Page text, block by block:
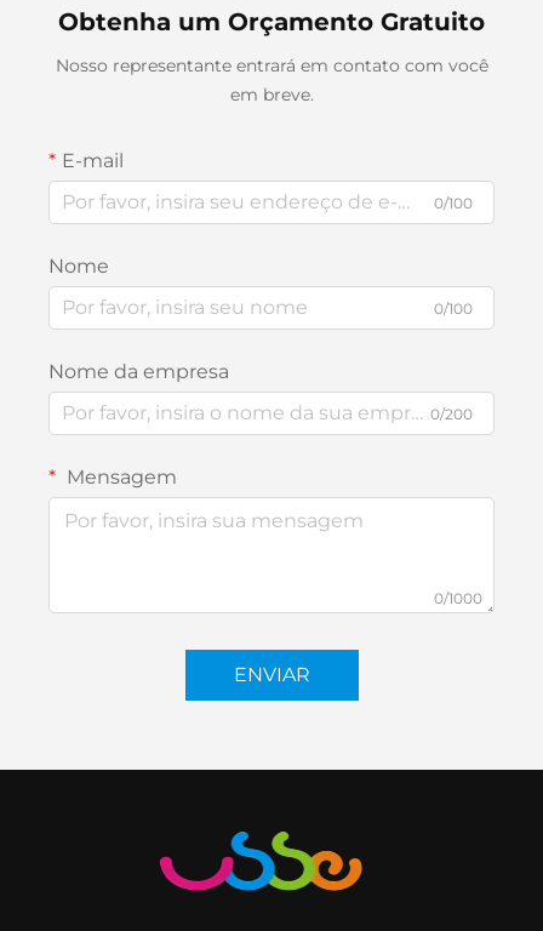
Obtenha um Orçamento Gratuito
Nosso representante entrará em contato com você
em breve.
E-mail
0/100
Nome
0/100
Nome da empresa
0/200
Mensagem
0/1000
ENVIAR